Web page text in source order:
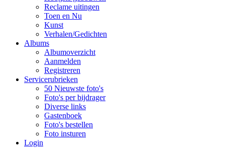
Reclame uitingen
Toen en Nu
Kunst
Verhalen/Gedichten
Albums
Albumoverzicht
Aanmelden
Registreren
Servicerubrieken
50 Nieuwste foto's
Foto's per bijdrager
Diverse links
Gastenboek
Foto's bestellen
Foto insturen
Login